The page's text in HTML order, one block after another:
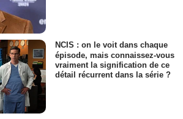
NCIS : on le voit dans chaque
épisode, mais connaissez-vous
vraiment la signification de ce
détail récurrent dans la série ?